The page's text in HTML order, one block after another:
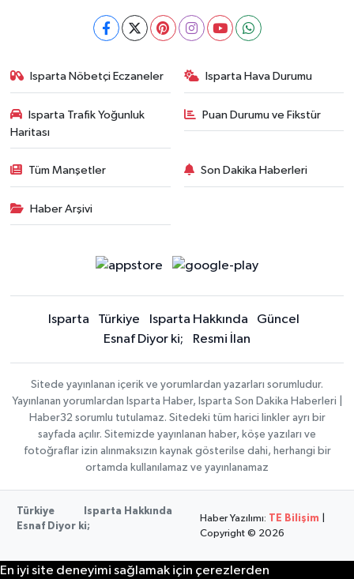
Isparta Nöbetçi Eczaneler Isparta Hava Durumu
Isparta Trafik Yoğunluk
Haritası
Puan Durumu ve Fikstür
Tüm Manşetler Son Dakika Haberleri
Haber Arşivi
Isparta Türkiye Isparta Hakkında
Güncel
Esnaf Diyor ki;
Resmi İlan
Sitede yayınlanan içerik ve yorumlardan yazarları sorumludur.
Yayınlanan yorumlardan Isparta Haber, Isparta Son Dakika Haberleri |
Haber32 sorumlu tutulamaz. Sitedeki tüm harici linkler ayrı bir
sayfada açılır. Sitemizde yayınlanan haber, köşe yazıları ve
fotoğraflar izin alınmaksızın kaynak gösterilse dahi, herhangi bir
ortamda kullanılamaz ve yayınlanamaz
Türkiye
Isparta Hakkında
Esnaf Diyor ki;
Haber Yazılımı: TE Bilişim
Copyright © 2026
En iyi site deneyimi sağlamak için çerezlerden